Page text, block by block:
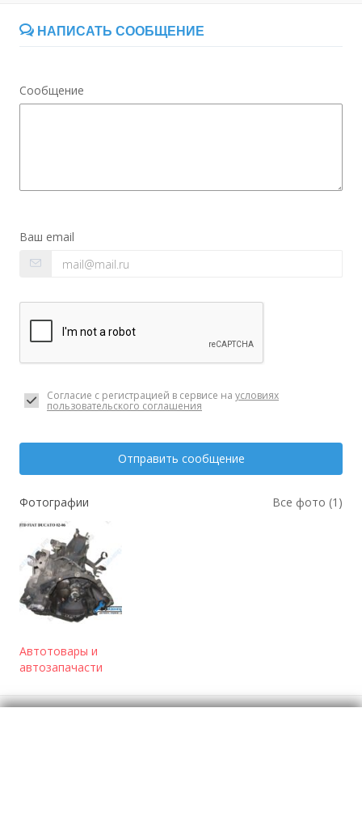
НАПИСАТЬ СООБЩЕНИЕ
Сообщение
Ваш email
Согласие с регистрацией в сервисе на условиях
пользовательского соглашения
Отправить сообщение
Фотографии Все фото (1)
Автотовары и
автозапачасти